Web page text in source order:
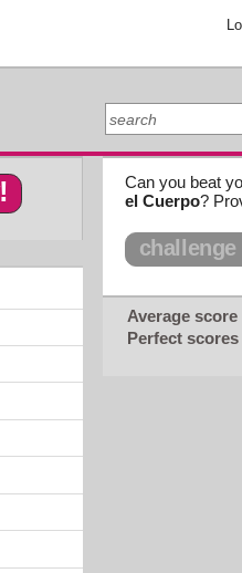
Can you beat
el Cuerpo?
Average score
Perfect scores